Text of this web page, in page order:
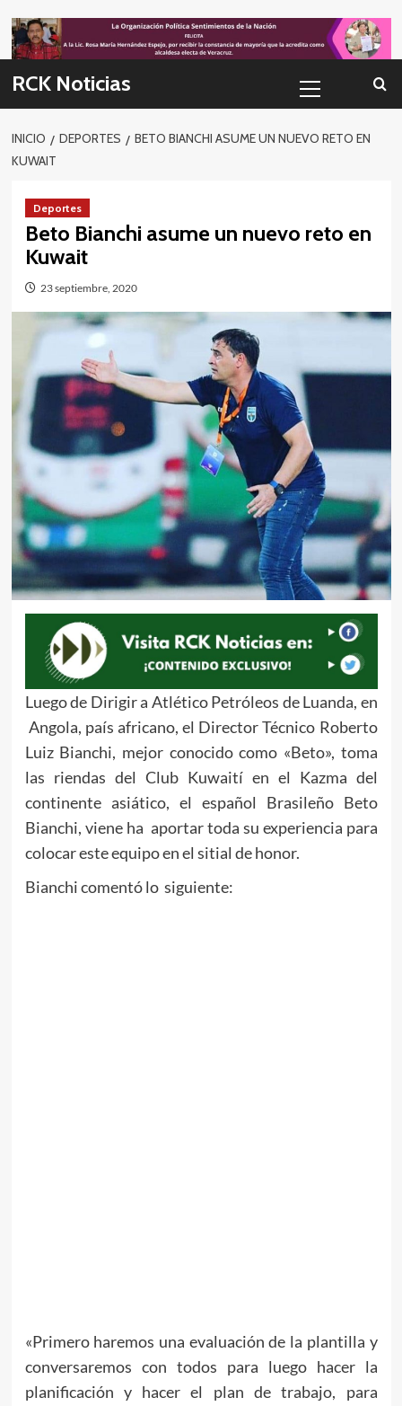
to
content
RCK Noticias
primario
INICIO DEPORTES
BETO BIANCHI ASUME UN NUEVO RETO EN
KUWAIT
Deportes
Beto Bianchi asume un nuevo reto en
Kuwait
23 septiembre, 2020
Luego de Dirigir a Atlético Petróleos de Luanda, en
Angola, país africano, el Director Técnico Roberto
Luiz Bianchi, mejor conocido como «Beto», toma
las riendas del Club Kuwaití en el Kazma del
continente asiático, el español Brasileño Beto
Bianchi, viene ha aportar toda su experiencia para
colocar este equipo en el sitial de honor.
Bianchi comentó lo siguiente:
«Primero haremos una evaluación de la plantilla y
conversaremos con todos para luego hacer la
planificación y hacer el plan de trabajo, para